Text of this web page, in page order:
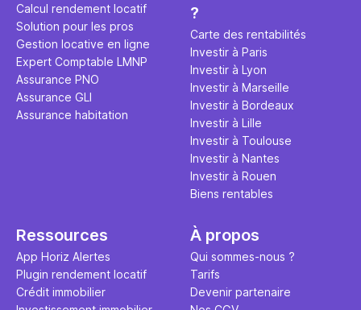
mener à
Calcul rendement locatif
Solution pour les pros
Gestion locative en ligne
Expert Comptable LMNP
Assurance PNO
Assurance GLI
Assurance habitation
?
Carte des rentabilités
Investir à Paris
Investir à Lyon
Investir à Marseille
Investir à Bordeaux
Investir à Lille
Investir à Toulouse
Investir à Nantes
Investir à Rouen
Biens rentables
Ressources
App Horiz Alertes
Plugin rendement locatif
Crédit immobilier
À propos
Qui sommes-nous ?
Tarifs
Devenir partenaire